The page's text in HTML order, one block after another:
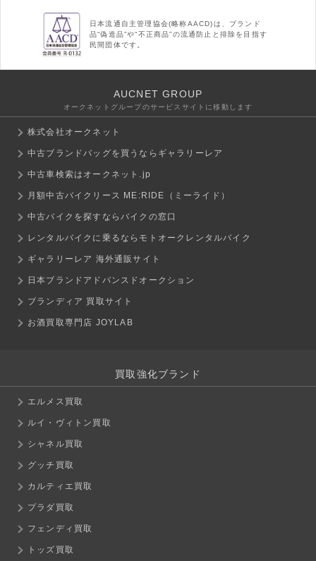
日本流通自主管理協会(略称AACD)は、ブランド
品“偽造品”や“不正商品”の流通防止と排除を目指す
民間団体です。
AUCNET GROUP
オークネットグループのサービスサイトに移動します
株式会社オークネット
中古ブランドバッグを買うならギャラリーレア
中古車検索はオークネット.jp
月額中古バイクリース ME:RIDE（ミーライド）
中古バイクを探すならバイクの窓口
レンタルバイクに乗るならモトオークレンタルバイク
ギャラリーレア 海外通販サイト
日本ブランドアドバンスドオークション
ブランディア 買取サイト
お酒買取専門店 JOYLAB
買取強化ブランド
エルメス買取
ルイ・ヴィトン買取
シャネル買取
グッチ買取
カルティエ買取
プラダ買取
フェンディ買取
トッズ買取